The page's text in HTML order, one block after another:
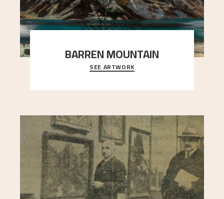
BARREN MOUNTAIN
A looming mountain dominates the picture plane
here, and stands in stark contrast to the slende
SEE ARTWORK